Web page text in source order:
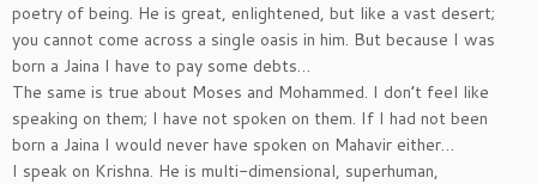
poetry of being. He is great, enlightened, but like a vast desert;
you cannot come across a single oasis in him. But because I was
born a Jaina I have to pay some debts…
The same is true about Moses and Mohammed. I don’t feel like
speaking on them; I have not spoken on them. If I had not been
born a Jaina I would never have spoken on Mahavir either…
I speak on Krishna. He is multi-dimensional, superhuman,